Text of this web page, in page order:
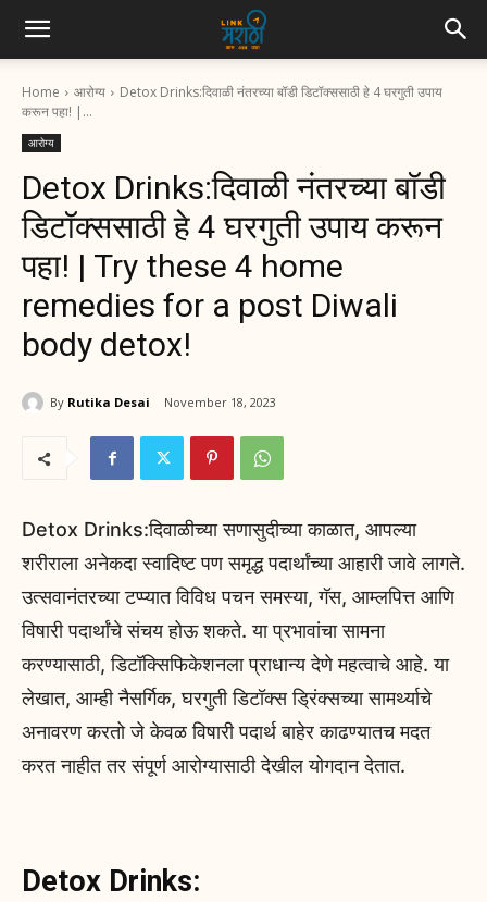
Home आरोग्य
Detox Drinks:दिवाळी नंतरच्या बॉडी डिटॉक्ससाठी हे 4 घरगुती उपाय
करून पहा! |...
आरोग्य
Detox Drinks:दिवाळी नंतरच्या बॉडी
डिटॉक्ससाठी हे 4 घरगुती उपाय करून
पहा! | Try these 4 home
remedies for a post Diwali
body detox!
By Rutika Desai November 18, 2023
Detox Drinks:दिवाळीच्या सणासुदीच्या काळात, आपल्या
शरीराला अनेकदा स्वादिष्ट पण समृद्ध पदार्थांच्या आहारी जावे लागते.
उत्सवानंतरच्या टप्प्यात विविध पचन समस्या, गॅस, आम्लपित्त आणि
विषारी पदार्थांचे संचय होऊ शकते. या प्रभावांचा सामना
करण्यासाठी, डिटॉक्सिफिकेशनला प्राधान्य देणे महत्वाचे आहे. या
लेखात, आम्ही नैसर्गिक, घरगुती डिटॉक्स ड्रिंक्सच्या सामर्थ्याचे
अनावरण करतो जे केवळ विषारी पदार्थ बाहेर काढण्यातच मदत
करत नाहीत तर संपूर्ण आरोग्यासाठी देखील योगदान देतात.
Detox Drinks: